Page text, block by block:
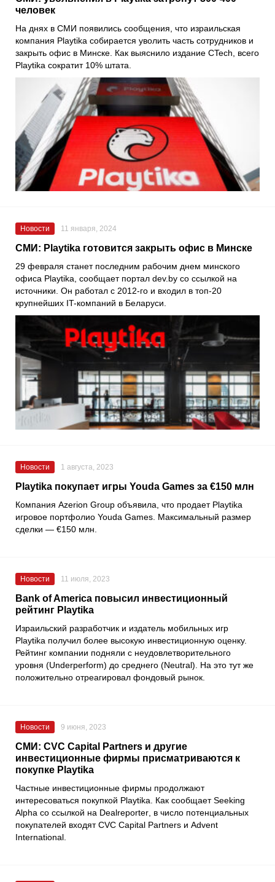
человек
На днях в СМИ появились сообщения, что израильская
компания Playtika собирается уволить часть сотрудников и
закрыть офис в Минске. Как выяснило издание CTech, всего
Playtika сократит 10% штата.
Новости 11 января, 2024
СМИ: Playtika готовится закрыть офис в Минске
29 февраля станет последним рабочим днем минского
офиса Playtika, сообщает портал dev.by со ссылкой на
источники. Он работал с 2012-го и входил в топ-20
крупнейших IT-компаний в Беларуси.
Новости 1 августа, 2023
Playtika покупает игры Youda Games за €150 млн
Компания Azerion Group объявила, что продает Playtika
игровое портфолио Youda Games . Максимальный размер
сделки — €150 млн.
Новости 11 июля, 2023
Bank of America повысил инвестиционный
рейтинг Playtika
Израильский разработчик и издатель мобильных игр
Playtika получил более высокую инвестиционную оценку.
Рейтинг компании подняли с неудовлетворительного
уровня (Underperform) до среднего (Neutral). На это тут же
положительно отреагировал фондовый рынок.
Новости 9 июня, 2023
СМИ: CVC Capital Partners и другие
инвестиционные фирмы присматриваются к
покупке Playtika
Частные инвестиционные фирмы продолжают
интересоваться покупкой Playtika . Как сообщаетSeeking
Alpha со ссылкой на Dealreporter , в число потенциальных
покупателей входятCVC Capital Partners и Advent
International